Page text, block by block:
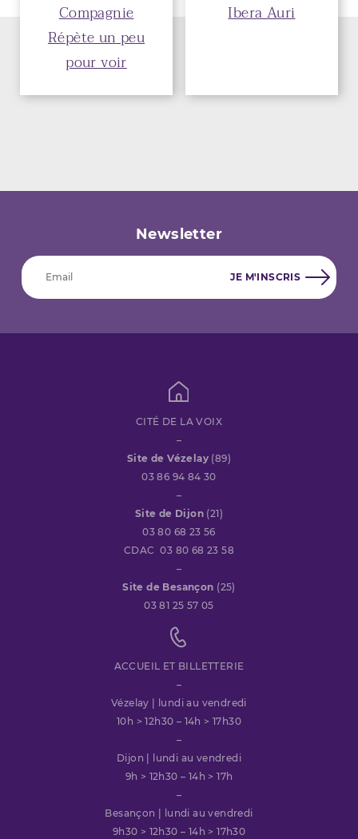
Compagnie
Répète un peu
pour voir
Ibera Auri
Newsletter
CITÉ DE LA VOIX
–
Site de Vézelay (89)
03 86 94 84 30
–
Site de Dijon (21)
03 80 68 23 56
CDAC 03 80 68 23 58
–
Site de Besançon (25)
03 81 25 57 05
ACCUEIL ET BILLETTERIE
–
Vézelay | lundi au vendredi
10h > 12h30 – 14h > 17h30
–
Dijon | lundi au vendredi
9h > 12h30 – 14h > 17h
–
Besançon | lundi au vendredi
9h30 > 12h30 – 14h > 17h30